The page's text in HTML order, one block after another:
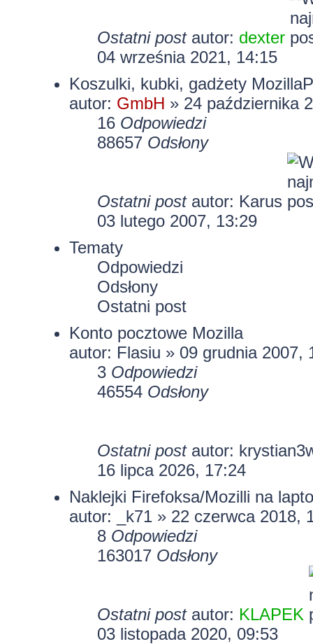
Ostatni post autor: dexter
04 września 2021, 14:15
Koszulki, kubki, gadżety
autor: GmbH » 24 października
16 Odpowiedzi
88657 Odsłony
Ostatni post autor: Karus
03 lutego 2007, 13:29
Tematy
Odpowiedzi
Odsłony
Ostatni post
Konto pocztowe Mozilla
autor: Flasiu » 09 grudnia 2007,
3 Odpowiedzi
46554 Odsłony
Ostatni post autor:
16 lipca 2026, 17:24
Naklejki Firefoksa/Mozilli na
autor:
_k71» 22 czerwca 2018,
8 Odpowiedzi
163017 Odsłony
Ostatni post autor: KLAPEK
03 listopada 2020, 09:53